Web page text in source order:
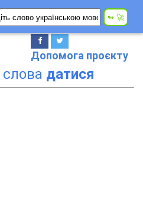
Допомога проєкту
слова датися